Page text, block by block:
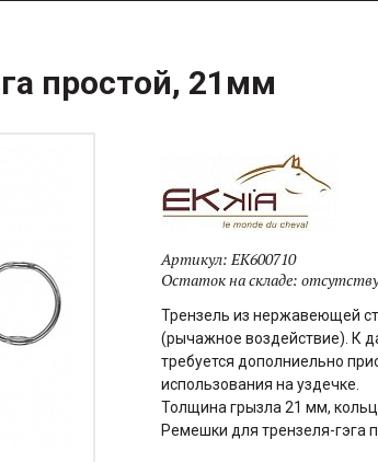
простой, 21мм
Артикул: EK600710
Остаток на складе:
Трензель из нержавеющей
(рычажное воздействие). К
требуется дополниельно
использования на уздечке.
Толщина грызла 21 мм,
Ремешки для трензеля-гэга